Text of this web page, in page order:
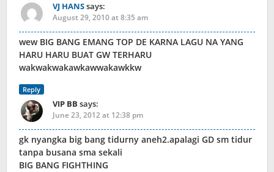
VJ HANSsays:
August 29, 2010 at 8:35 am
wew BIG BANG EMANG TOP DE KARNA LAGU NA YANG
HARU HARU BUAT GW TERHARU
wakwakwakawkawwakawkkw
Reply
VIP BB says:
June 23, 2012 at 12:38 pm
gk nyangka big bang tidurny aneh2.apalagi GD sm tidur
tanpa busana sma sekali
BIG BANG FIGHTHING